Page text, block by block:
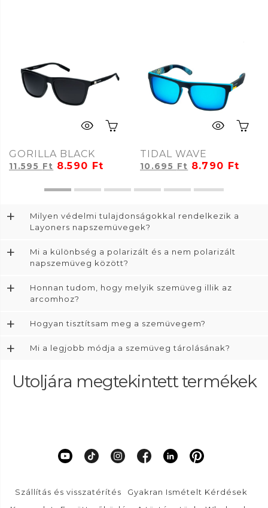
GORILLA BLACK
11.595 Ft 8.590 Ft
TIDAL WAVE
10.695 Ft 8.790 Ft
+
Milyen védelmi tulajdonságokkal rendelkezik a
Layoners napszemüvegek?
+
Mi a különbség a polarizált és a nem polarizált
napszemüveg között?
+
Honnan tudom, hogy melyik szemüveg illik az
arcomhoz?
+ Hogyan tisztítsam meg a szemüvegem?
+ Mi a legjobb módja a szemüveg tárolásának?
Utoljára megtekintett termékek
Szállítás és visszatérítés
Gyakran Ismételt Kérdések